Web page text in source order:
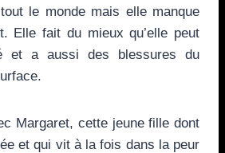
le monde mais elle manque
Elle fait du mieux qu’elle peut
et a aussi des blessures du
Margaret, cette jeune fille dont
et qui vit à la fois dans la peur